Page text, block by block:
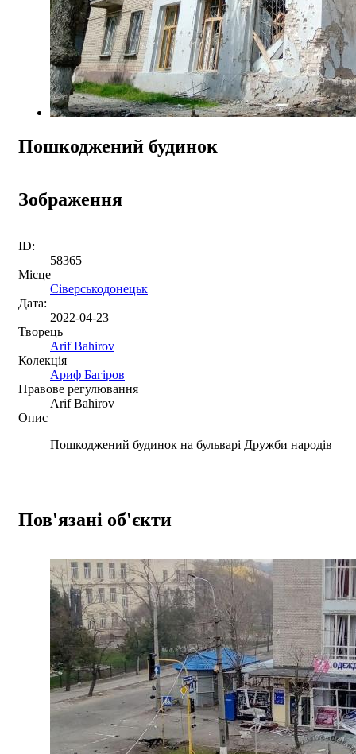
Пошкоджений будинок
Зображення
ID:
58365
Місце
Сіверськодонецьк
Дата:
2022-04-23
Творець
Arif Bahirov
Колекція
Ариф Багіров
Правове регулювання
Arif Bahirov
Опис
Пошкоджений будинок на бульварі Дружби народів
Пов'язані об'єкти